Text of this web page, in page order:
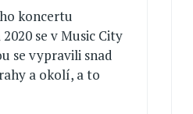
koncertu
se v Music City
se vypravili snad
a okolí, a to